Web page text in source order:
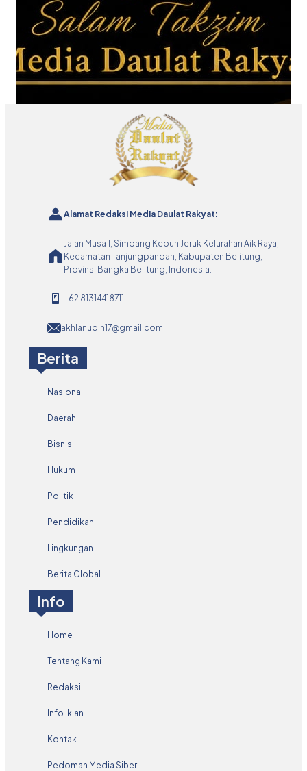
Alamat Redaksi Media Daulat Rakyat:
Jalan Musa 1, Simpang Kebun Jeruk Kelurahan Aik Raya,
Kecamatan Tanjungpandan, Kabupaten Belitung,
Provinsi Bangka Belitung, Indonesia.
+62 81314418711
akhlanudin17@gmail.com
Berita
Nasional
Daerah
Bisnis
Hukum
Politik
Pendidikan
Lingkungan
Berita Global
Info
Home
Tentang Kami
Redaksi
Info Iklan
Kontak
Pedoman Media Siber